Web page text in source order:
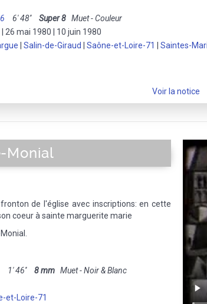
6' 48'' Super 8 Muet - Couleur
26 mai 1980 | 10 juin 1980
Salin-de-Giraud Saône-et-Loire-71 Saintes-
Voir la notice
Monial
de l'église avec inscriptions: en cette
coeur à sainte marguerite marie
1' 46'' 8 mm Muet - Noir & Blanc
et-Loire-71